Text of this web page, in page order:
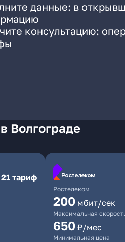
данные: в
консультацию:
Волгограде
21 тариф
Ростелеком
200 мбит/сек
Максимальная
650 ₽/мес
Минимальная цена